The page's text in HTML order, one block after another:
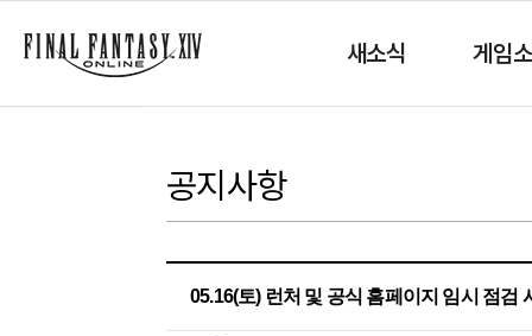
새소식 게임
공지사항
05.16(토) 런처 및 공식 홈페이지 임시 점검